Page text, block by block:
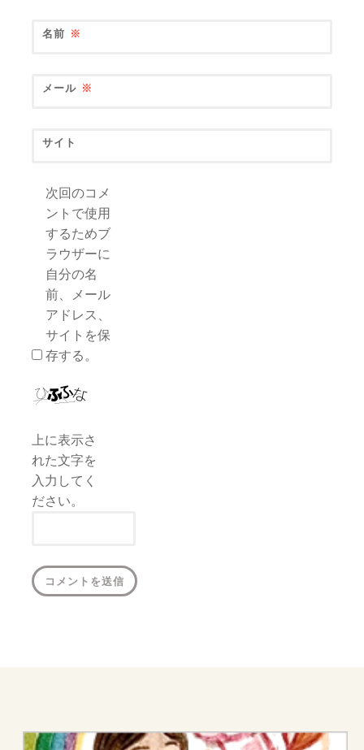
名前 ※
メール ※
サイト
次回のコメ
ントで使用
するためブ
ラウザーに
自分の名
前、メール
アドレス、
サイトを保
存する。
上に表示さ
れた文字を
入力してく
ださい。